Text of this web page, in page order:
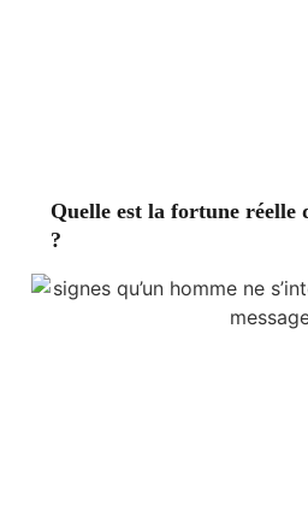
Quelle est la fortune réelle
?